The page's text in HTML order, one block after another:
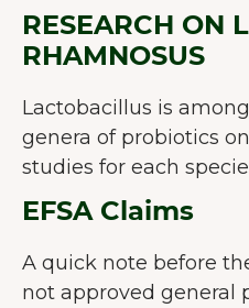
RESEARCH ON
RHAMNOSUS
Lactobacillus is
genera of probiotics
studies for each
EFSA Claims
A quick note before
not approved general